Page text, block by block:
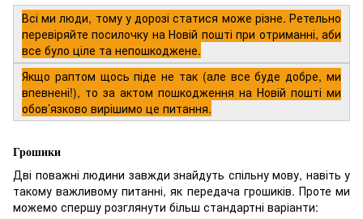
Всі ми люди, тому у дорозі статися може різне. Ретельно
перевіряйте посилочку на Новій пошті при отриманні, аби
все було ціле та непошкоджене.
Якщо раптом щось піде не так (але все буде добре, ми
впевнені!), то за актом пошкодження на Новій пошті ми
обов’язково вирішимо це питання.
Грошики
Дві поважні людини завжди знайдуть спільну мову, навіть у
такому важливому питанні, як передача грошиків. Проте ми
можемо спершу розглянути більш стандартні варіанти: